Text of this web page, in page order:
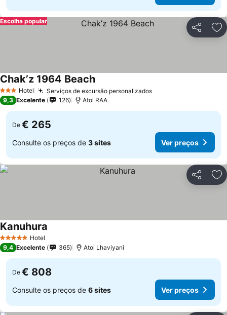
Partilhar
Escolha popular
3 EstrelasHotel Serviços de excursão personalizadosVer preços
Chak’z 1964 BeachVer preços
9,3 Excelente 126 Atol RAA
De € 265
Consulte os preços de 3 sites Ver preços
Partilhar
5 Estrelas Hotel
Kanuhura
9,4 Excelente 365 Atol Lhaviyani
De € 808
Consulte os preços de 6 sites Ver preços